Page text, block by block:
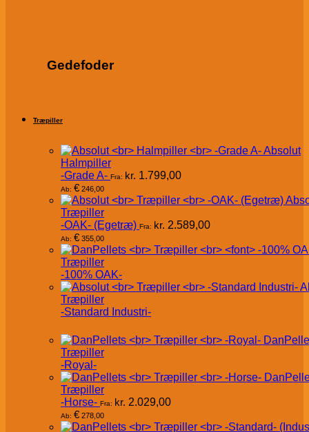
Gedefoder
Træpiller
Absolut
Halmpiller
-Grade A- Fra: kr. 1.799,00
Ab: € 246,00
Træpiller
-OAK- (Egetræ) Fra: kr. 2.589,00
Ab: € 355,00
Træpiller
-100% OAK-
Træpiller
-Standard Industri-
Træpiller
-Royal-
Træpiller
-Horse- Fra: kr. 2.029,00
Ab: € 278,00